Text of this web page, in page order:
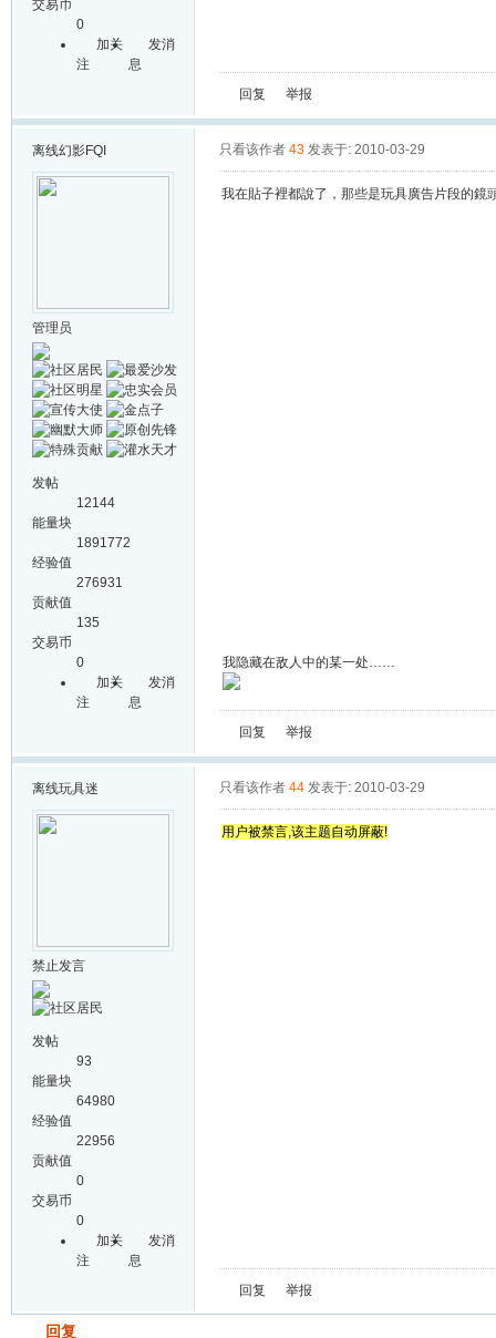
交易币
0
加关
注
发消
息
回复
举报
离线幻影FQI
管理员
发帖
12144
能量块
1891772
经验值
276931
贡献值
135
交易币
0
加关
注
发消
息
只看该作者 43 发表于: 2010-03-29
我在貼子裡都說了，那些是玩具廣告片段的鏡
我隐藏在敌人中的某一处……
回复 举报
离线玩具迷
禁止发言
发帖
93
能量块
64980
经验值
22956
贡献值
0
交易币
0
加关
注
发消
息
只看该作者 44 发表于: 2010-03-29
用户被禁言,该主题自动屏蔽!
回复 举报
回复